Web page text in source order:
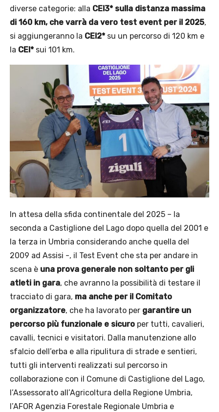
diverse categorie: alla CEI3* sulla distanza massima
di 160 km, che varrà da vero test event per il 2025,
si aggiungeranno la CEI2* su un percorso di 120 km e
la CEI* sui 101 km.
In attesa della sfida continentale del 2025 – la
seconda a Castiglione del Lago dopo quella del 2001 e
la terza in Umbria considerando anche quella del
2009 ad Assisi -, il Test Event che sta per andare in
scena è una prova generale non soltanto per gli
atleti in gara, che avranno la possibilità di testare il
tracciato di gara, ma anche per il Comitato
organizzatore, che ha lavorato per garantire un
percorso più funzionale e sicuro per tutti, cavalieri,
cavalli, tecnici e visitatori. Dalla manutenzione allo
sfalcio dell’erba e alla ripulitura di strade e sentieri,
tutti gli interventi realizzati sul percorso in
collaborazione con il Comune di Castiglione del Lago,
l’Assessorato all’Agricoltura della Regione Umbria,
l’AFOR Agenzia Forestale Regionale Umbria e